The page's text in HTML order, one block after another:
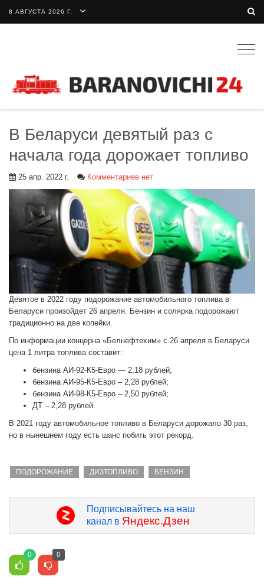
8 АВГУСТА 2026 Г.
В Беларуси девятый раз с
начала года дорожает топливо
25 апр. 2022 г. Комментариев нет
Девятое в 2022 году подорожание автомобильного топлива в
Беларуси произойдет 26 апреля. Бензин и солярка подорожают
традиционно на две копейки.
По информации концерна «Белнефтехим» с 26 апреля в Беларуси
цена 1 литра топлива составит:
бензина АИ-92-К5-Евро — 2,18 рублей;
бензина АИ-95-К5-Евро – 2,28 рублей;
бензина АИ-98-К5-Евро – 2,50 рублей;
ДТ – 2,28 рублей.
В 2021 году автомобильное топливо в Беларуси дорожало 30 раз,
но в нынешнем году есть шанс побить этот рекорд.
ПОДОРОЖАНИЕ ДИЗТОПЛИВО БЕНЗИН
Подписывайтесь на наш
канал в Яндекс.Дзен
0 0